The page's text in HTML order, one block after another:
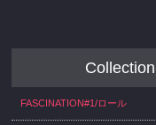
FASCINATION#1/ロール